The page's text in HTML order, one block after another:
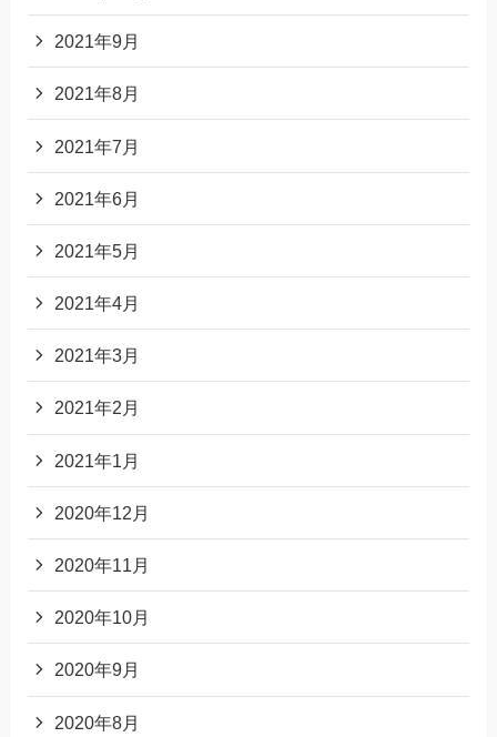
2021年9月
2021年8月
2021年7月
2021年6月
2021年5月
2021年4月
2021年3月
2021年2月
2021年1月
2020年12月
2020年11月
2020年10月
2020年9月
2020年8月